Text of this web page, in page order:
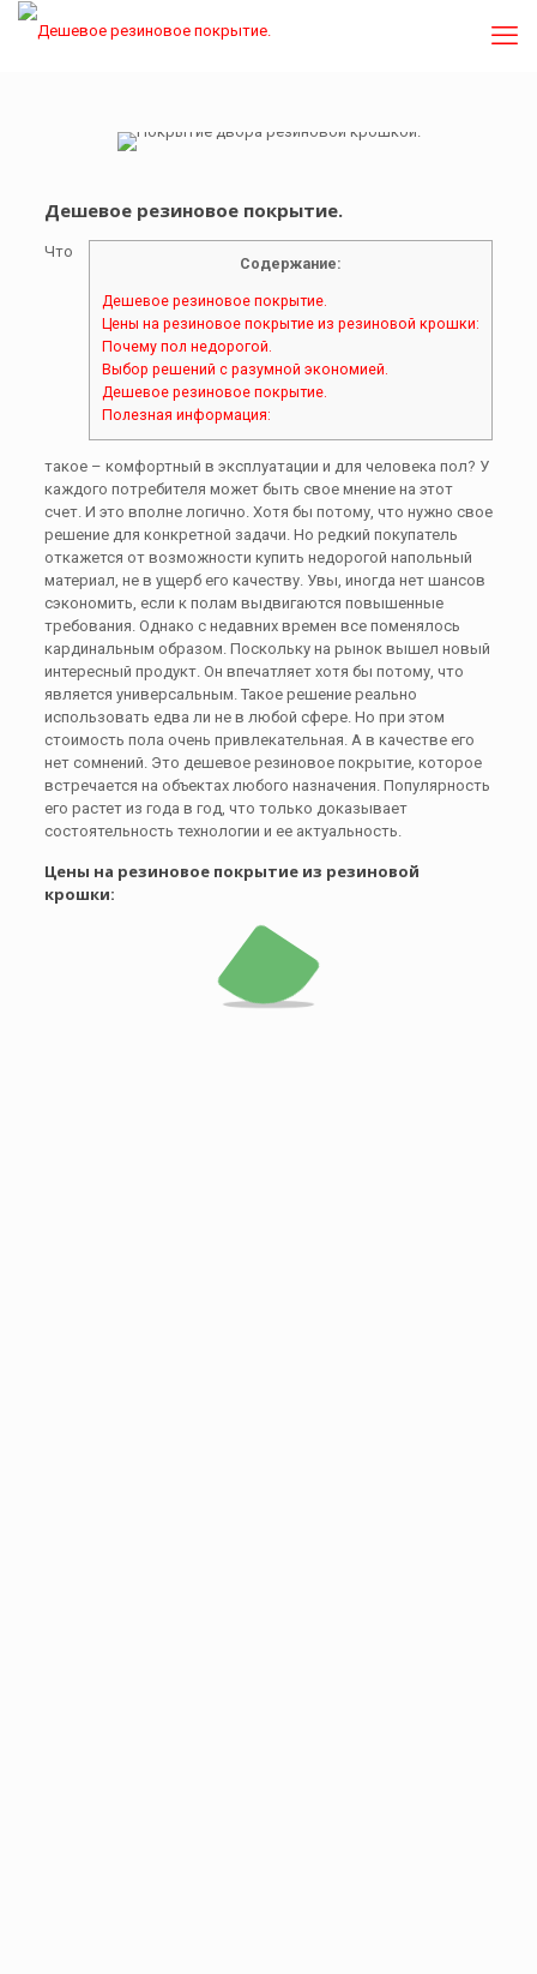
Дешевое резиновое покрытие.
Содержание:
Дешевое резиновое покрытие.
Цены на резиновое покрытие из резиновой крошки:
Почему пол недорогой.
Выбор решений с разумной экономией.
Дешевое резиновое покрытие.
Полезная информация:
Что
такое – комфортный в эксплуатации и для человека пол? У
каждого потребителя может быть свое мнение на этот
счет. И это вполне логично. Хотя бы потому, что нужно свое
решение для конкретной задачи. Но редкий покупатель
откажется от возможности купить недорогой напольный
материал, не в ущерб его качеству. Увы, иногда нет шансов
сэкономить, если к полам выдвигаются повышенные
требования. Однако с недавних времен все поменялось
кардинальным образом. Поскольку на рынок вышел новый
интересный продукт. Он впечатляет хотя бы потому, что
является универсальным. Такое решение реально
использовать едва ли не в любой сфере. Но при этом
стоимость пола очень привлекательная. А в качестве его
нет сомнений. Это дешевое резиновое покрытие, которое
встречается на объектах любого назначения. Популярность
его растет из года в год, что только доказывает
состоятельность технологии и ее актуальность.
Цены на резиновое покрытие из резиновой
крошки: